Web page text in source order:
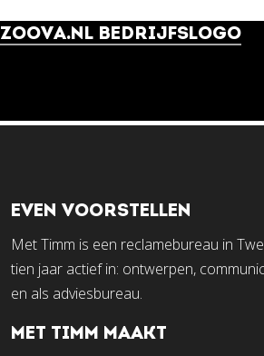
ZOOVA.NL BEDRIJFSLOGO
EVEN VOORSTELLEN
Met Timm is een reclamebureau in
tien jaar actief in: ontwerpen,
en als adviesbureau.
MET TIMM MAAKT